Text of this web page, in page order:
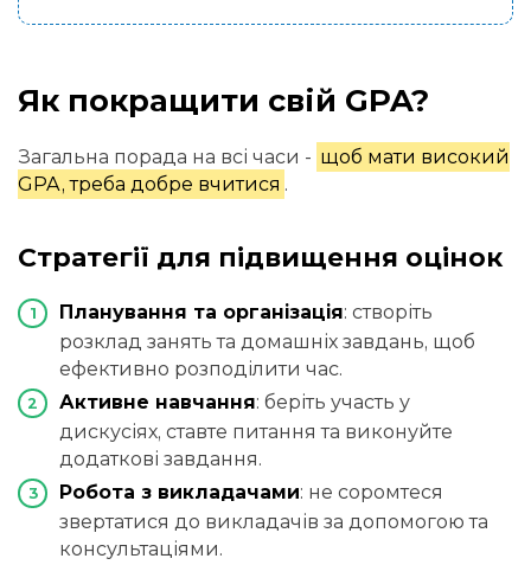
Як покращити свій GPA?
Загальна порада на всі часи - щоб мати високий
GPA, треба добре вчитися .
Стратегії для підвищення оцінок
Планування та організація: створіть
розклад занять та домашніх завдань, щоб
ефективно розподілити час.
Активне навчання: беріть участь у
дискусіях, ставте питання та виконуйте
додаткові завдання.
Робота з викладачами: не соромтеся
звертатися до викладачів за допомогою та
консультаціями.